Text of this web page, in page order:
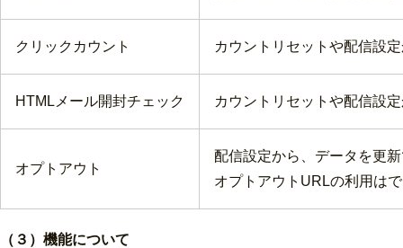
クリックカウント カウントリセットや配信設
HTMLメール開封チェック カウントリセットや配信設
オプトアウト
配信設定から、データを更
オプトアウトURLの利用は
（３）機能について